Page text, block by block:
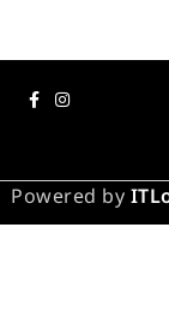
Powered by